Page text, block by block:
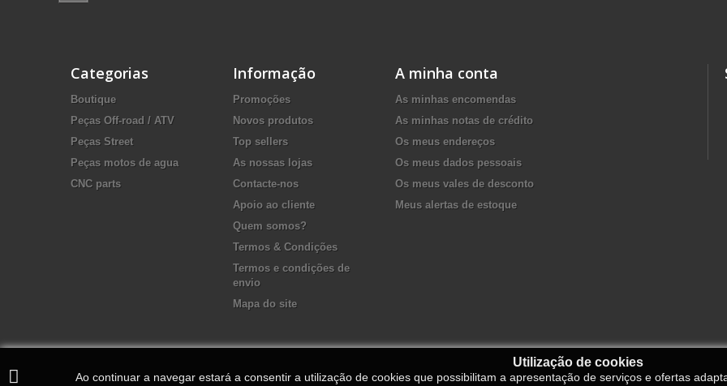
Categorias
Boutique
Peças Off-road / ATV
Peças Street
Peças motos de agua
CNC parts
Informação
Promoções
Novos produtos
Top sellers
As nossas lojas
Contacte-nos
Apoio ao cliente
Quem somos?
Termos & Condições
Termos e condições de
envio
Mapa do site
A minha conta
As minhas encomendas
As minhas notas de crédito
Os meus endereços
Os meus dados pessoais
Os meus vales de desconto
Meus alertas de estoque
Utilização de cookies
Ao continuar a navegar estará a consentir a utilização de cookies que possibilitam a apresentação de serviços e ofertas